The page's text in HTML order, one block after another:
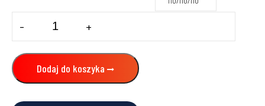
Czwórnik
kanalizacji
wewnętrznej
Magnaplast
- +
Dodaj do koszyka